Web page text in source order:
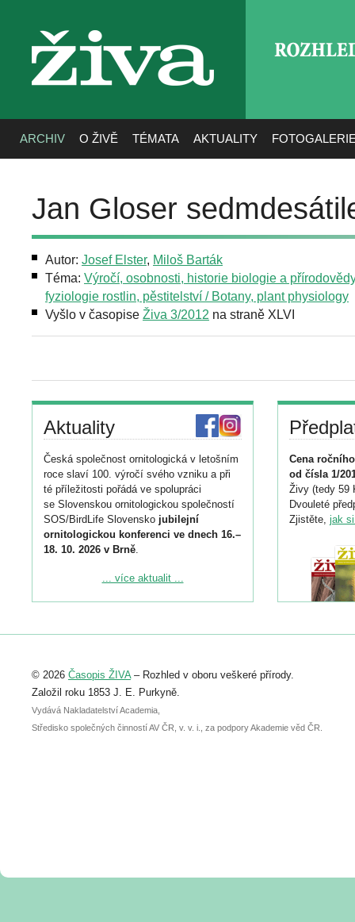
živa
ARCHIV O ŽIVĚ TÉMATA AKTUALITY
Jan Gloser
Autor: Josef Elster, Miloš Barták
Téma: Výročí, osobnosti, historie biologie a
fyziologie rostlin, pěstitelství / Botany, plant physiology
Vyšlo v časopise Živa 3/2012 na straně XLVI
Aktuality
Česká společnost ornitologická v letošním
roce slaví 100. výročí svého vzniku a při
té příležitosti pořádá ve spolupráci
se Slovenskou ornitologickou společností
SOS/BirdLife Slovensko jubilejní
ornitologickou konferenci ve dnech 16.–
18. 10. 2026 v Brně.
Podrobnější informace ke konferenci
Registrovat se můžete do 6. září.
abstraktu přihlášené přednášky nebo
posteru je už 30. června.
... více aktualit ...
Cena
od čísla 1/
Živy (tedy 59
Dvouleté
Zjistěte, jak
© 2026 Časopis ŽIVA– Rozhled v oboru veškeré přírody.
Založil roku 1853 J. E. Purkyně.
Vydává Nakladatelství Academia,
Středisko společných činností AV ČR, v. v. i., za podpory Akademie věd ČR.